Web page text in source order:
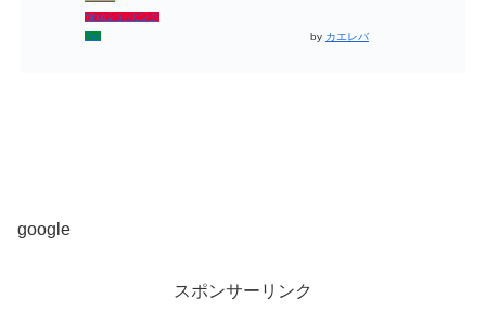
Yahooショッピング
7net
by カエレバ
google
スポンサーリンク